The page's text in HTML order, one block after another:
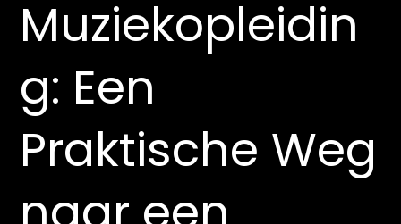
Muziekopleidin
g: Een
Praktische Weg